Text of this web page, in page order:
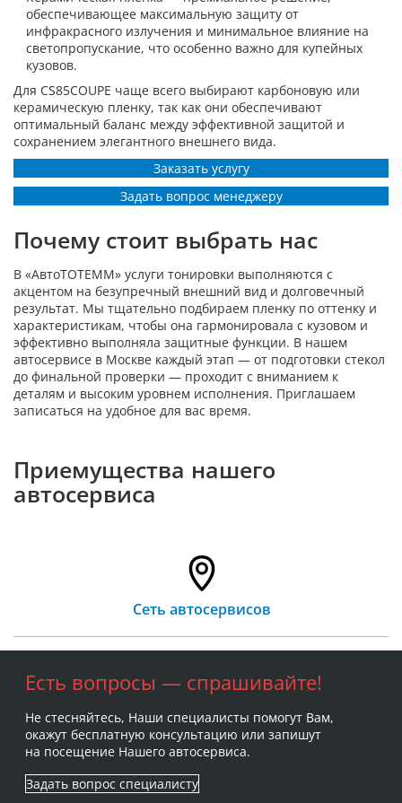
обеспечивающее максимальную защиту от
инфракрасного излучения и минимальное влияние на
светопропускание, что особенно важно для купейных
кузовов.
Для CS85COUPE чаще всего выбирают карбоновую или
керамическую пленку, так как они обеспечивают
оптимальный баланс между эффективной защитой и
сохранением элегантного внешнего вида.
Заказать услугу
Задать вопрос менеджеру
Почему стоит выбрать нас
В «АвтоТОТЕММ» услуги тонировки выполняются с
акцентом на безупречный внешний вид и долговечный
результат. Мы тщательно подбираем пленку по оттенку и
характеристикам, чтобы она гармонировала с кузовом и
эффективно выполняла защитные функции. В нашем
автосервисе в Москве каждый этап — от подготовки стекол
до финальной проверки — проходит с вниманием к
деталям и высоким уровнем исполнения. Приглашаем
записаться на удобное для вас время.
Приемущества нашего
автосервиса
Сеть автосервисов
Есть вопросы — спрашивайте!
Не стесняйтесь, Наши специалисты помогут Вам,
окажут бесплатную консультацию или запишут
на посещение Нашего автосервиса.
Задать вопрос специалисту